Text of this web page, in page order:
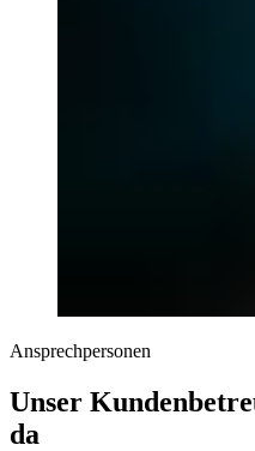
Ansprechpersonen
Unser
da